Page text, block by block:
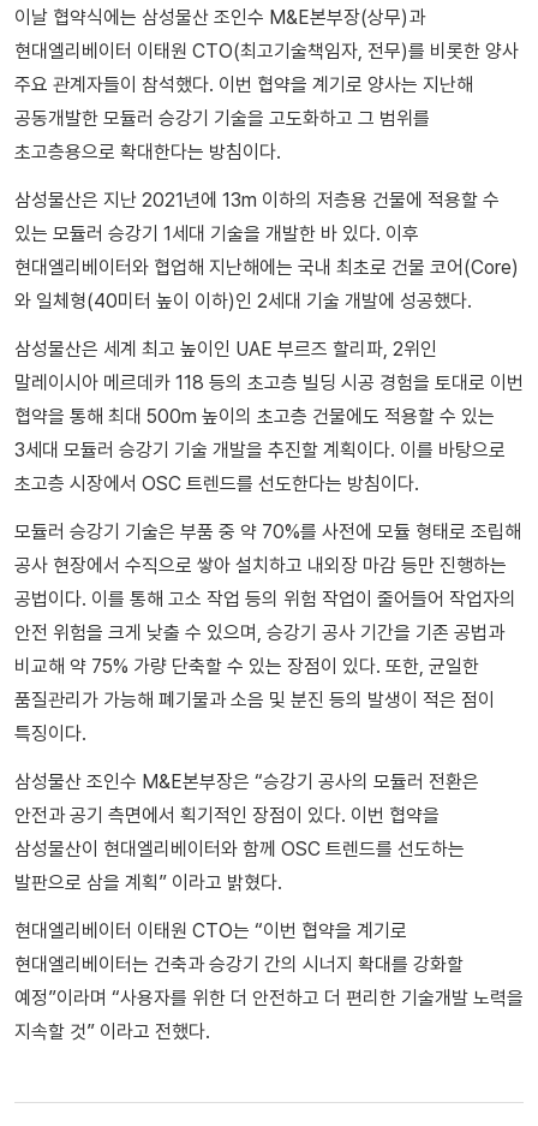
이날 협약식에는 삼성물산 조인수 M&E본부장(상무)과
현대엘리베이터 이태원 CTO(최고기술책임자, 전무)를 비롯한 양사
주요 관계자들이 참석했다. 이번 협약을 계기로 양사는 지난해
공동개발한 모듈러 승강기 기술을 고도화하고 그 범위를
초고층용으로 확대한다는 방침이다.
삼성물산은 지난 2021년에 13m 이하의 저층용 건물에 적용할 수
있는 모듈러 승강기 1세대 기술을 개발한 바 있다. 이후
현대엘리베이터와 협업해 지난해에는 국내 최초로 건물 코어(Core)
와 일체형(40미터 높이 이하)인 2세대 기술 개발에 성공했다.
삼성물산은 세계 최고 높이인 UAE 부르즈 할리파, 2위인
말레이시아 메르데카 118 등의 초고층 빌딩 시공 경험을 토대로 이번
협약을 통해 최대 500m 높이의 초고층 건물에도 적용할 수 있는
3세대 모듈러 승강기 기술 개발을 추진할 계획이다. 이를 바탕으로
초고층 시장에서 OSC 트렌드를 선도한다는 방침이다.
모듈러 승강기 기술은 부품 중 약 70%를 사전에 모듈 형태로 조립해
공사 현장에서 수직으로 쌓아 설치하고 내외장 마감 등만 진행하는
공법이다. 이를 통해 고소 작업 등의 위험 작업이 줄어들어 작업자의
안전 위험을 크게 낮출 수 있으며, 승강기 공사 기간을 기존 공법과
비교해 약 75% 가량 단축할 수 있는 장점이 있다. 또한, 균일한
품질관리가 가능해 폐기물과 소음 및 분진 등의 발생이 적은 점이
특징이다.
삼성물산 조인수 M&E본부장은 “승강기 공사의 모듈러 전환은
안전과 공기 측면에서 획기적인 장점이 있다. 이번 협약을
삼성물산이 현대엘리베이터와 함께 OSC 트렌드를 선도하는
발판으로 삼을 계획” 이라고 밝혔다.
현대엘리베이터 이태원 CTO는 “이번 협약을 계기로
현대엘리베이터는 건축과 승강기 간의 시너지 확대를 강화할
예정”이라며 “사용자를 위한 더 안전하고 더 편리한 기술개발 노력을
지속할 것” 이라고 전했다.